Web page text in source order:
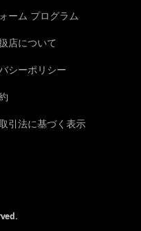
ーム プログラム
店について
シーポリシー
引法に基づく表示